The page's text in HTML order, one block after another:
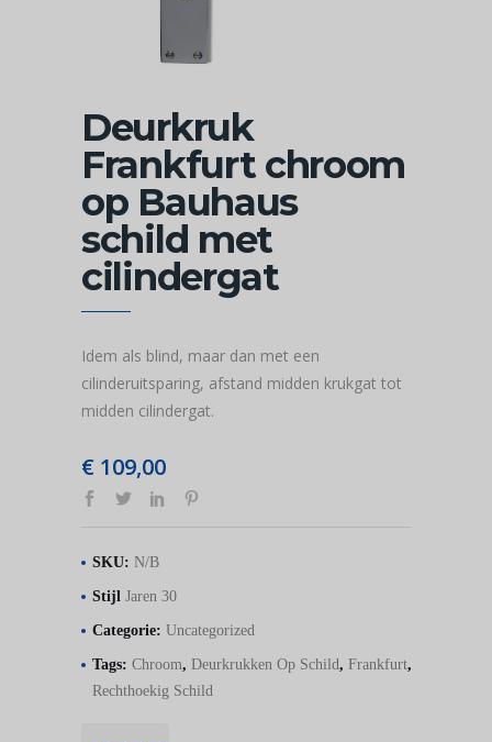
Deurkruk
Frankfurt chroom
op Bauhaus
schild met
cilindergat
Idem als blind, maar dan met een
cilinderuitsparing, afstand midden krukgat tot
midden cilindergat.
€ 109,00
SKU: N/B
Stijl Jaren 30
Categorie: Uncategorized
Tags: Chroom, Deurkrukken Op Schild, Frankfurt,
Rechthoekig Schild